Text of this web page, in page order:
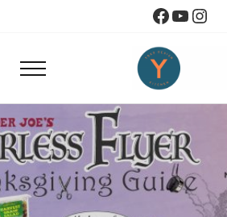
Skip to header right navigationFacebook
Menu
Yoko